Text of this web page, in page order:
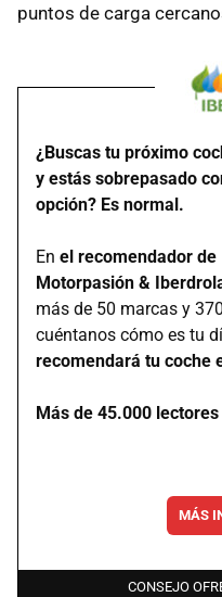
puntos de carga
¿Buscas tu próximo
y estás sobrepasado
opción? Es normal.
En el recomendador de
Motorpasión &
más de 50 marcas y
cuéntanos cómo es tu
recomendará tu coche
Más de 45.000
MÁS
CONSEJO